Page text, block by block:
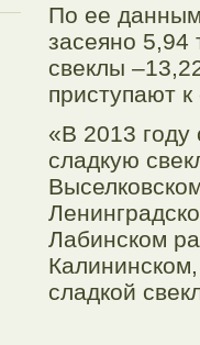
По ее
засеяно 5,94
свеклы
приступают
«В 2013
сладкую
Лабинском
сладкой